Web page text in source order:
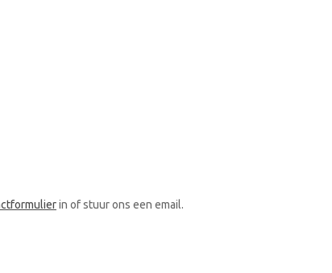
in of stuur ons een email.